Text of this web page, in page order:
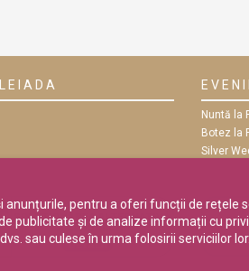
Nuntă la
Botez la
Silver
pentru a oferi funcții de rețele
publicitate și de analize informații cu
sau culese în urma folosirii serviciilor lor.